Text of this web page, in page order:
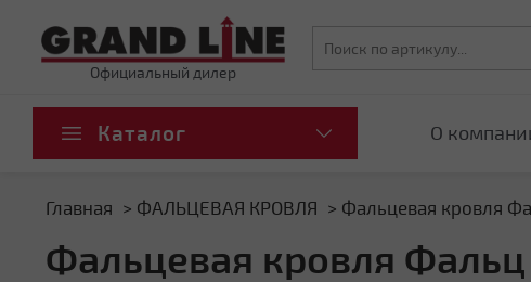
Официальный дилер
Каталог О
Главная ФАЛЬЦЕВАЯ КРОВЛЯ Фальцевая кровля
Фальцевая кровля